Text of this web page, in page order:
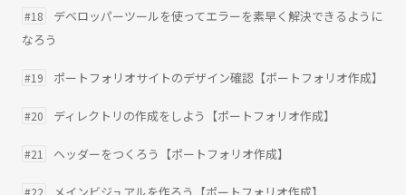
#18
デベロッパーツールを使ってエラーを素早く解決できるように
なろう
#19 ポートフォリオサイトのデザイン確認【ポートフォリオ作成】
#20 ディレクトリの作成をしよう【ポートフォリオ作成】
#21 ヘッダーをつくろう【ポートフォリオ作成】